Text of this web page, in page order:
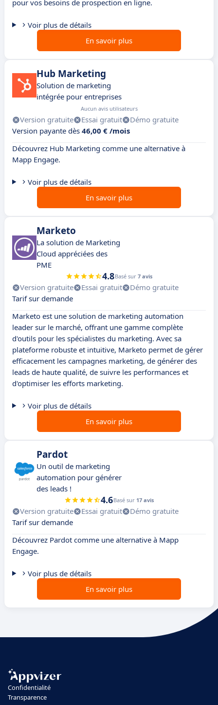
pour vos besoins de prospection en ligne.
Voir plus de détails
En savoir plus
Hub Marketing
Solution de marketing
intégrée pour entreprises
Aucun avis utilisateurs
Version gratuite Essai gratuit
Démo gratuite
Version payante dès 46,00 € /mois
Découvrez Hub Marketing comme une alternative à
Mapp Engage.
Voir plus de détails
En savoir plus
Marketo
La solution de Marketing
Cloud appréciées des
PME
4.8Basé sur 7 avis
Version gratuite Essai gratuit
Démo gratuite
Tarif sur demande
Marketo est une solution de marketing automation
leader sur le marché, offrant une gamme complète
d'outils pour les spécialistes du marketing. Avec sa
plateforme robuste et intuitive, Marketo permet de gérer
efficacement les campagnes marketing, de générer des
leads de haute qualité, de suivre les performances et
d'optimiser les efforts marketing.
Voir plus de détails
En savoir plus
Pardot
Un outil de marketing
automation pour générer
des leads !
4.6Basé sur 17 avis
Version gratuite Essai gratuit
Démo gratuite
Tarif sur demande
Découvrez Pardot comme une alternative à Mapp
Engage.
Voir plus de détails
En savoir plus
Confidentialité
Transparence